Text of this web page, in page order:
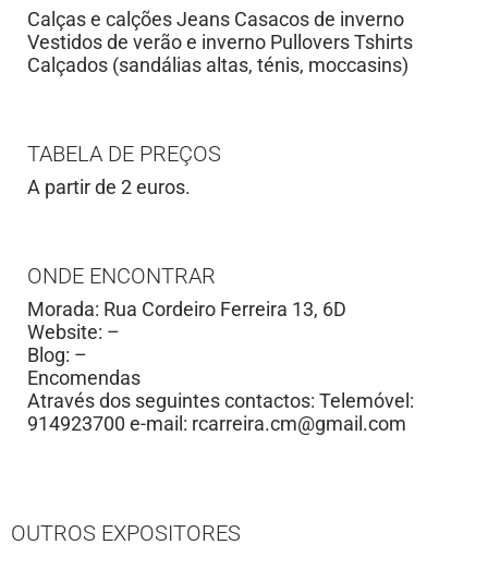
Calças e calções Jeans Casacos de inverno
Vestidos de verão e inverno Pullovers Tshirts
Calçados (sandálias altas, ténis, moccasins)
TABELA DE PREÇOS
A partir de 2 euros.
ONDE ENCONTRAR
Morada: Rua Cordeiro Ferreira 13, 6D
Website: –
Blog: –
Encomendas
Através dos seguintes contactos: Telemóvel:
914923700 e-mail: rcarreira.cm@gmail.com
OUTROS EXPOSITORES